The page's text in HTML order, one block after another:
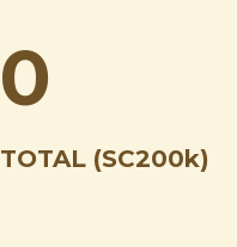
0
TOTAL (SC200k)